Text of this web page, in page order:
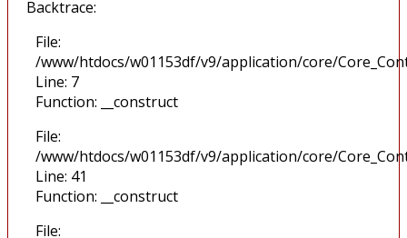
Backtrace:
File:
/www/htdocs/w01153df/v9/application/core/
Line: 7
Function: __construct
File:
/www/htdocs/w01153df/v9/application/core/
Line: 41
Function: __construct
File: